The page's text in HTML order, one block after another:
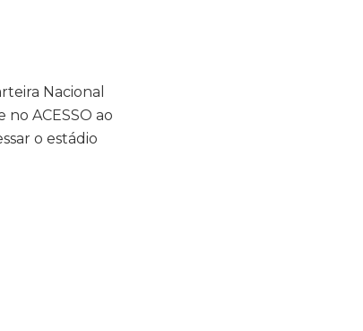
Nacional
ACESSO ao
o estádio